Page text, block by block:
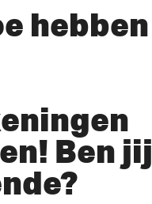
hebben
Ben jij